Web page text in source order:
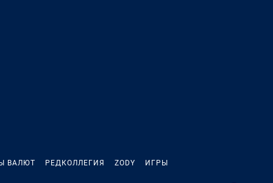
ВАЛЮТ РЕДКОЛЛЕГИЯ ZODY ИГРЫ